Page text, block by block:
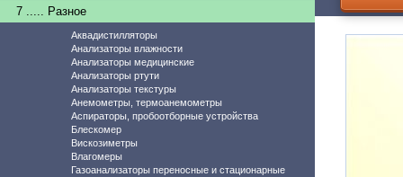
7 ..... Разное
Аквадистилляторы
Анализаторы влажности
Анализаторы медицинские
Анализаторы ртути
Анализаторы текстуры
Анемометры, термоанемометры
Аспираторы, пробоотборные устройства
Блескомер
Вискозиметры
Влагомеры
Газоанализаторы переносные и стационарные